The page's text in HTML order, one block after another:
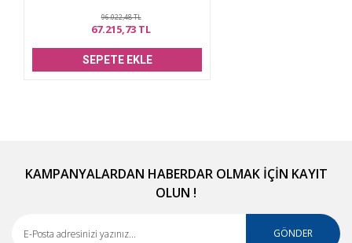
96.022,48 TL
67.215,73 TL
SEPETE EKLE
KAMPANYALARDAN HABERDAR OLMAK İÇİN KAYIT
OLUN !
GÖNDER